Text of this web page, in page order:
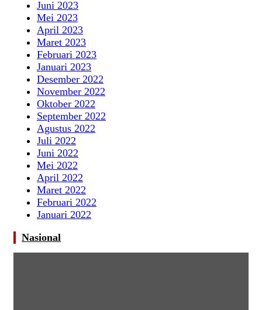
Juni 2023
Mei 2023
April 2023
Maret 2023
Februari 2023
Januari 2023
Desember 2022
November 2022
Oktober 2022
September 2022
Agustus 2022
Juli 2022
Juni 2022
Mei 2022
April 2022
Maret 2022
Februari 2022
Januari 2022
Nasional